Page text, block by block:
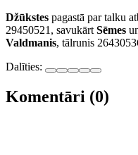
Džūkstes pagastā par talku
29450521, savukārt Sēmes
Valdmanis, tālrunis
Dalīties:
Komentāri (0)